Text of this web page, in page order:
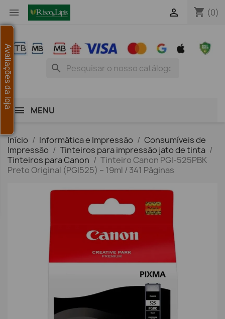
 shopping_cart (0)

search
MENU
Início Informática e Impressão
Consumíveis de
Impressão
Tinteiros para impressão jato de tinta
Tinteiros para Canon
Tinteiro Canon PGI-525PBK
Preto Original (PGI525) – 19ml / 341 Páginas
Avaliações da loja